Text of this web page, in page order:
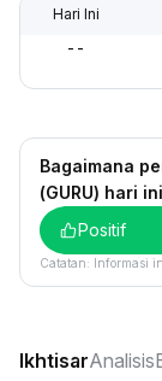
Hari Ini
--
Bagaimana
(GURU) hari
Positif
Catatan: Informasi
IkhtisarAnalisis